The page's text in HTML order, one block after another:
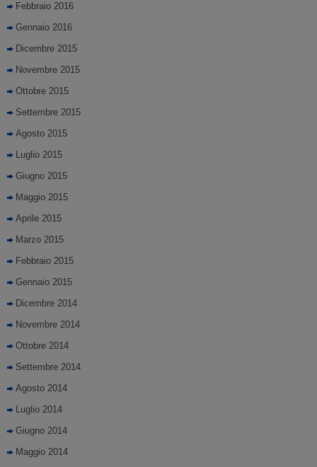
Febbraio 2016
Gennaio 2016
Dicembre 2015
Novembre 2015
Ottobre 2015
Settembre 2015
Agosto 2015
Luglio 2015
Giugno 2015
Maggio 2015
Aprile 2015
Marzo 2015
Febbraio 2015
Gennaio 2015
Dicembre 2014
Novembre 2014
Ottobre 2014
Settembre 2014
Agosto 2014
Luglio 2014
Giugno 2014
Maggio 2014